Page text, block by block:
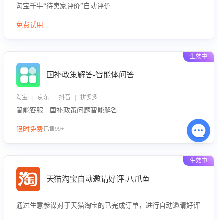
淘宝千牛“待卖家评价”自动评价
免费试用
生效中
国补政策解答-智能体问答
淘宝 | 京东 | 抖音 | 拼多多
智能客服 · 国补政策问题智能解答
限时免费已售99+
生效中
天猫淘宝自动邀请好评-八爪鱼
通过生意参谋对于天猫淘宝的已完成订单，进行自动邀请好评